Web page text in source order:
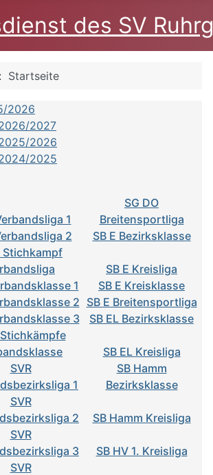
des SV
Startseite
2026
2027
2026
2025
1
SG DO
Breitensportliga
2
SB E Bezirksklasse
Stichkampf
SB E Kreisliga
1
SB E Kreisklasse
2 SB E Breitensportliga
3
SB EL Bezirksklasse
Stichkämpfe
SB EL Kreisliga
SVR
1
SB Hamm
Bezirksklasse
SVR
2
SB Hamm Kreisliga
SVR
3
SB HV 1. Kreisliga
SVR